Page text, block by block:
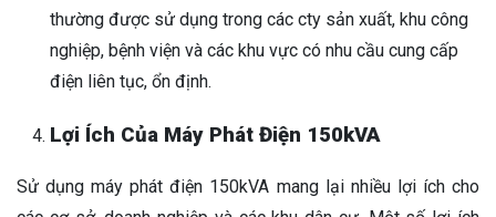
thường được sử dụng trong các cty sản xuất, khu công
nghiệp, bệnh viện và các khu vực có nhu cầu cung cấp
điện liên tục, ổn định.
Lợi Ích Của Máy Phát Điện 150kVA
Sử dụng máy phát điện 150kVA mang lại nhiều lợi ích cho